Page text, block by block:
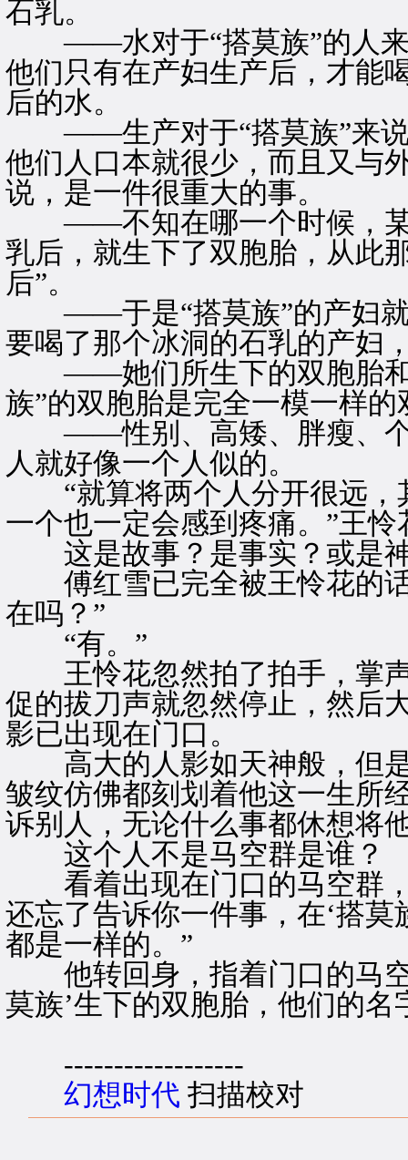
石乳。
——水对于“搭莫族”的人来
他们只有在产妇生产后，才能
后的水。
——生产对于“搭莫族”来说
他们人口本就很少，而且又与
说，是一件很重大的事。
——不知在哪一个时候，某
乳后，就生下了双胞胎，从此
后”。
——于是“搭莫族”的产妇就
要喝了那个冰洞的石乳的产妇
——她们所生下的双胞胎和
族”的双胞胎是完全一模一样的
——性别、高矮、胖瘦、个
人就好像一个人似的。
“就算将两个人分开很远，
一个也一定会感到疼痛。”王怜
这是故事？是事实？或是
傅红雪已完全被王怜花的话
在吗？”
“有。”
王怜花忽然拍了拍手，掌声
促的拔刀声就忽然停止，然后
影已出现在门口。
高大的人影如天神般，但是
皱纹仿佛都刻划着他这一生所
诉别人，无论什么事都休想将
这个人不是马空群是谁？
看着出现在门口的马空群，
还忘了告诉你一件事，在‘搭
都是一样的。”
他转回身，指着门口的马空
莫族’生下的双胞胎，他们的名
------------------
幻想时代 扫描校对